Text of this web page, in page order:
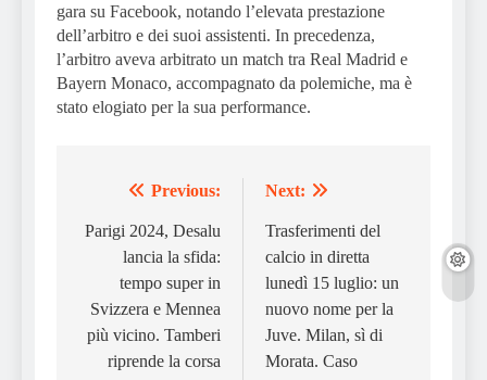
gara su Facebook, notando l’elevata prestazione
dell’arbitro e dei suoi assistenti. In precedenza,
l’arbitro aveva arbitrato un match tra Real Madrid e
Bayern Monaco, accompagnato da polemiche, ma è
stato elogiato per la sua performance.
navigation
Previous:
Parigi 2024, Desalu
lancia la sfida:
tempo super in
Svizzera e Mennea
più vicino. Tamberi
riprende la corsa
Next:
Trasferimenti del
calcio in diretta
lunedì 15 luglio: un
nuovo nome per la
Juve. Milan, sì di
Morata. Caso